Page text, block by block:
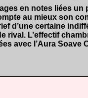
en notes liées
au mieux son
d’une certaine
rival. L’effectif
avec l’Aura